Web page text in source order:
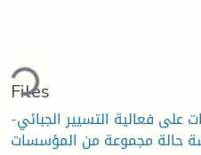
Files
على فعالية التسيير الجبائي-